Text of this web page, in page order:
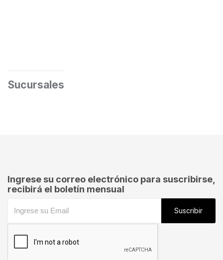
Sucursales
Ingrese su correo electrónico para suscribirse,
recibirá el boletín mensual
Suscribir